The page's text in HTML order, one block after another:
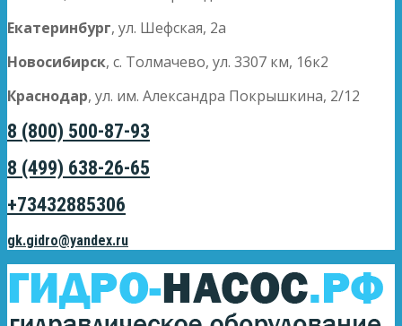
Екатеринбург, ул. Шефская, 2а
Новосибирск, с. Толмачево, ул. 3307 км, 16к2
Краснодар, ул. им. Александра Покрышкина, 2/12
8 (800) 500-87-93
8 (499) 638-26-65
+73432885306
gk.gidro@yandex.ru